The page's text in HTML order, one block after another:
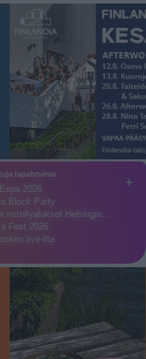
+
tapahtumia
2026
Block Party
risteilyalukset Helsingin…
Fest 2026
live-ilta